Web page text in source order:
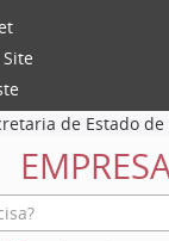
de Estado de